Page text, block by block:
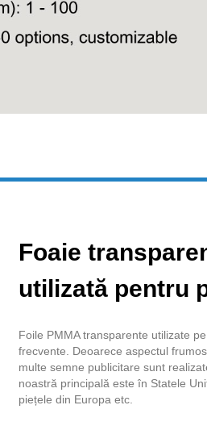
Foaie
utilizată pentru
Foile PMMA transparente utilizate
frecvente. Deoarece aspectul
multe semne publicitare sunt
noastră principală este în Statele
piețele din Europa etc.